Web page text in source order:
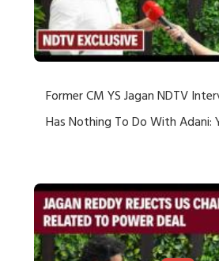
Former CM YS Jagan NDTV
Has Nothing To Do With Adani: